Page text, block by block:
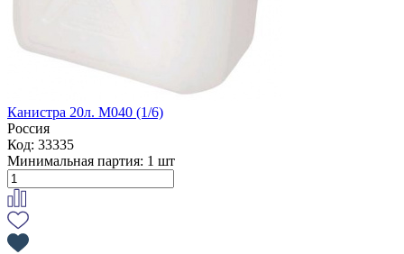
Канистра 20л. М040 (1/6)
Россия
Код: 33335
Минимальная партия: 1 шт